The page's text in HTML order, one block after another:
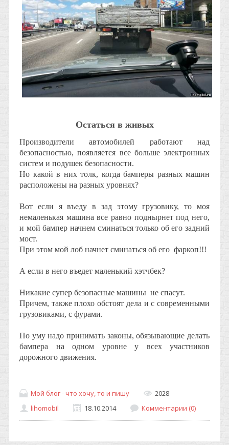
Остаться в живых
Производители автомобилей работают над
безопасностью, появляется все больше электронных
систем и подушек безопасности.
Но какой в них толк, когда бамперы разных машин
расположены на разных уровнях?
Вот если я въеду в зад этому грузовику, то моя
немаленькая машина все равно поднырнет под него,
и мой бампер начнем сминаться только об его задний
мост.
При этом мой лоб начнет сминаться об его фаркоп!!!
А если в него въедет маленький хэтчбек?
Никакие супер безопасные машины не спасут.
Причем, также плохо обстоят дела и с современными
грузовиками, с фурами.
По уму надо принимать законы, обязывающие делать
бампера на одном уровне у всех участников
дорожного движения.
Мой блог - что хочу, то и пишу
2028
lihomobil
18.10.2014 Комментарии (0)